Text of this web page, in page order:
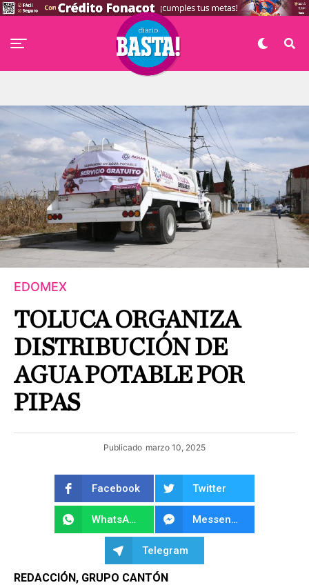
EDOMEX
TOLUCA ORGANIZA
DISTRIBUCIÓN DE
AGUA POTABLE POR
PIPAS
Publicado marzo 10, 2025
Facebook Twitter
WhatsApp Messenger
Telegram
REDACCIÓN, GRUPO CANTÓN